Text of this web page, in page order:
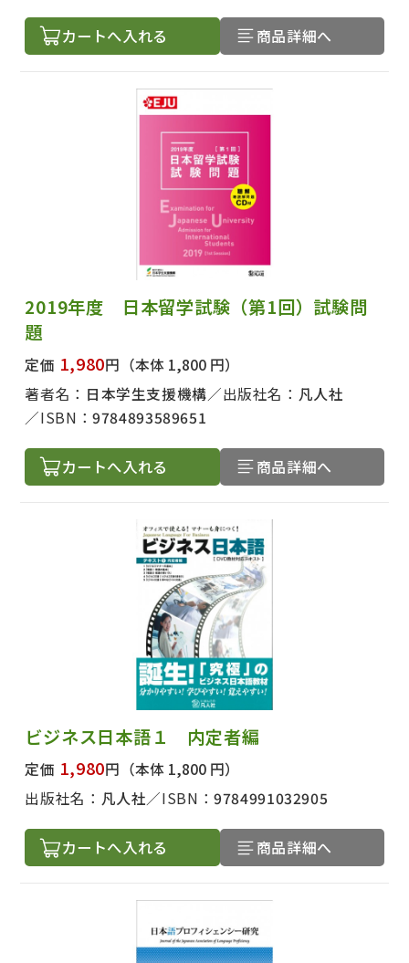
出版社名で絞り込む
著者名で絞り込む
絞り込む
カートへ入れる 商品詳細へ
2019年度 日本留学試験（第1回）試験問
題
定価 1,980円 （本体 1,800 円）
著者名： 日本学生支援機構 出版社名： 凡人社
ISBN：9784893589651
カートへ入れる 商品詳細へ
ビジネス日本語１ 内定者編
定価 1,980円 （本体 1,800 円）
出版社名： 凡人社 ISBN：9784991032905
カートへ入れる 商品詳細へ